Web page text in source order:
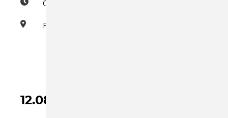
09:00–10:30
Familienzentrum
12.08.2026